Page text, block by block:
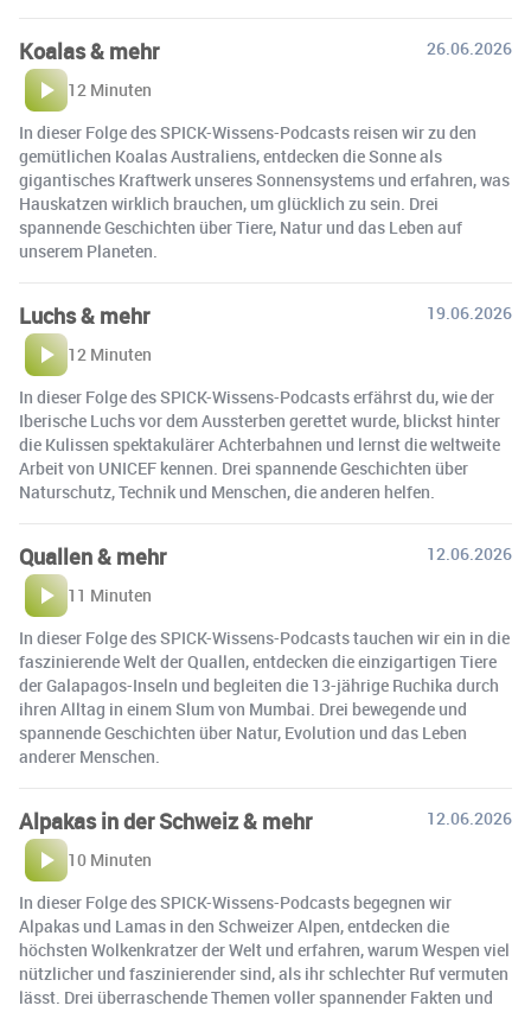
Koalas & mehr
26.06.2026
12 Minuten
In dieser Folge des SPICK-Wissens-Podcasts reisen wir zu den
gemütlichen Koalas Australiens, entdecken die Sonne als
gigantisches Kraftwerk unseres Sonnensystems und erfahren, was
Hauskatzen wirklich brauchen, um glücklich zu sein. Drei
spannende Geschichten über Tiere, Natur und das Leben auf
unserem Planeten.
Luchs & mehr
19.06.2026
12 Minuten
In dieser Folge des SPICK-Wissens-Podcasts erfährst du, wie der
Iberische Luchs vor dem Aussterben gerettet wurde, blickst hinter
die Kulissen spektakulärer Achterbahnen und lernst die weltweite
Arbeit von UNICEF kennen. Drei spannende Geschichten über
Naturschutz, Technik und Menschen, die anderen helfen.
Quallen & mehr
12.06.2026
11 Minuten
In dieser Folge des SPICK-Wissens-Podcasts tauchen wir ein in die
faszinierende Welt der Quallen, entdecken die einzigartigen Tiere
der Galapagos-Inseln und begleiten die 13-jährige Ruchika durch
ihren Alltag in einem Slum von Mumbai. Drei bewegende und
spannende Geschichten über Natur, Evolution und das Leben
anderer Menschen.
Alpakas in der Schweiz & mehr
12.06.2026
10 Minuten
In dieser Folge des SPICK-Wissens-Podcasts begegnen wir
Alpakas und Lamas in den Schweizer Alpen, entdecken die
höchsten Wolkenkratzer der Welt und erfahren, warum Wespen viel
nützlicher und faszinierender sind, als ihr schlechter Ruf vermuten
lässt. Drei überraschende Themen voller spannender Fakten und